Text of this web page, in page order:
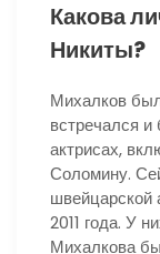
Какова
Никиты?
Михалков
встречался
актрисах,
Соломину.
швейцарской
2011 года. У
Михалкова